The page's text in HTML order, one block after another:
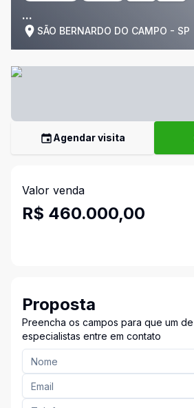
...
SÃO BERNARDO DO CAMPO - SP
Agendar visita
Valor venda
R$ 460.000,00
Proposta
Preencha os campos para que um
especialistas entre em contato